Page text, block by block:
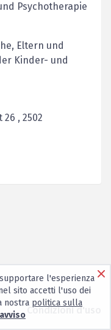
Psychotherapie
Eltern und
Kinder- und
26 , 2502
Condizioni d'uso
l'esperienza
sito accetti l'uso dei
nostra politica sulla